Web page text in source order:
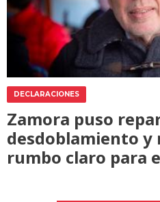
DECLARACIONES
Zamora puso
desdoblamiento y
rumbo claro para